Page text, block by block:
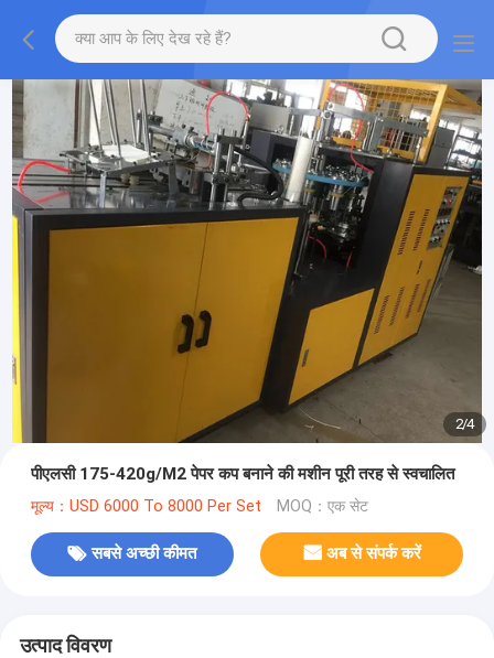
2/4
पीएलसी 175-420g/M2 पेपर कप बनाने की मशीन पूरी तरह से स्वचालित
मूल्य：USD 6000 To 8000 Per Set MOQ：एक सेट
सबसे अच्छी कीमत अब से संपर्क करें
उत्पाद विवरण